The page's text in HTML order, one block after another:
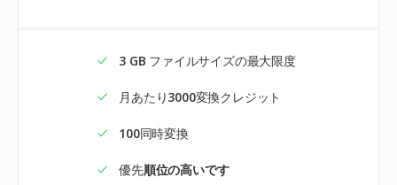
3 GB ファイルサイズの最大限度
月あたり3000変換クレジット
100同時変換
優先順位の高いです